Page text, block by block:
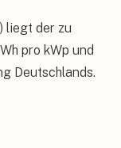
liegt der zu
pro kWp und
Deutschlands.